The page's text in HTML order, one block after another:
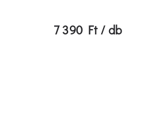
feszültségellátóval:7 390 Ft / db